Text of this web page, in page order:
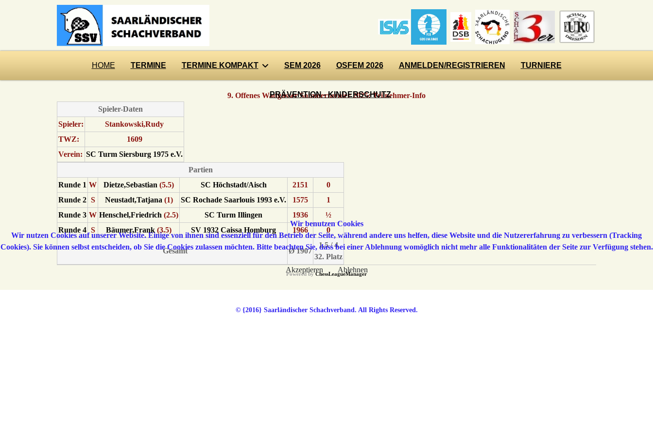
HOME TERMINE TERMINE KOMPAKT SEM 2026 OSFEM 2026 ANMELDEN/REGISTRIEREN TURNIERE
PRÄVENTION - KINDERSCHUTZ
9. Offenes Wadgasser Sommerturnier 2025: Teilnehmer-Info
Spieler-Daten
Spieler:
Stankowski,Rudy
TWZ:
1609
Verein: SC Turm Siersburg 1975 e.V.
Partien
Runde 1 W Dietze,Sebastian (5.5) SC Höchstadt/Aisch 2151
0
Runde 2 S Neustadt,Tatjana (1) SC Rochade Saarlouis 1993 e.V. 1575
1
Runde 3 W Henschel,Friedrich (2.5) SC Turm Illingen 1936
½
Runde 4 S Bäumer,Frank (3.5) SV 1932 Caissa Homburg 1966 0
Gesamt Ø 1907
1.5 / 4
32. Platz
Powered byChessLeagueManager
© {2016} Saarländischer Schachverband. All Rights Reserved.
Wir benutzen Cookies
Wir nutzen Cookies auf unserer Website. Einige von ihnen sind essenziell für den Betrieb der Seite, während andere uns helfen, diese Website und die Nutzererfahrung zu verbessern (Tracking
Cookies). Sie können selbst entscheiden, ob Sie die Cookies zulassen möchten. Bitte beachten Sie, dass bei einer Ablehnung womöglich nicht mehr alle Funktionalitäten der Seite zur Verfügung stehen.
Akzeptieren Ablehnen